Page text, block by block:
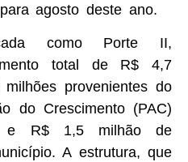
agosto deste ano.
como Porte II,
total de R$ 4,7
provenientes do
do Crescimento (PAC)
e R$ 1,5 milhão de
A estrutura, que